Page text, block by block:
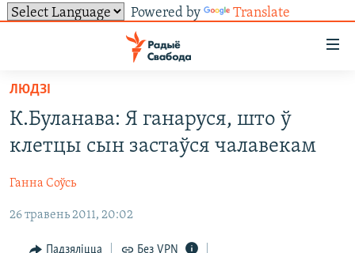
Powered by Translate
ўнівэрсальнага
доступу
Перайсьці
да
галоўнага
Перайсьці
да
навігацыі
УСЕ НАВІНЫ
ЛЮДЗІ
ПАЛІТЫКА
ЭКАНОМІКА
ТОЛЬКІ НА СВАБОДЗЕ
БЛОГІ
ГІСТОРЫЯ НА СВАБОДЗЕ
ПАДКАСТЫ
АБЫСЬЦІ БЛЯКАВАНЬНЕ
ПАДЗЯЛІЦЦА ІНФАРМАЦЫЯЙ
ПАДПІСАЦЦА
RSS
ПАДКАСТЫ
ЛЮДЗІ
К.Буланава: Я ганаруся, што ў
клетцы сын застаўся чалавекам
Ганна Соўсь
26 травень 2011, 20:02
Падзяліцца Без VPN